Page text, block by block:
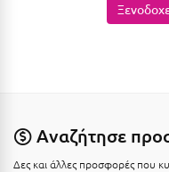
Κέρκυρα
Αναζήτησε
Δες και άλλες προσφορές που